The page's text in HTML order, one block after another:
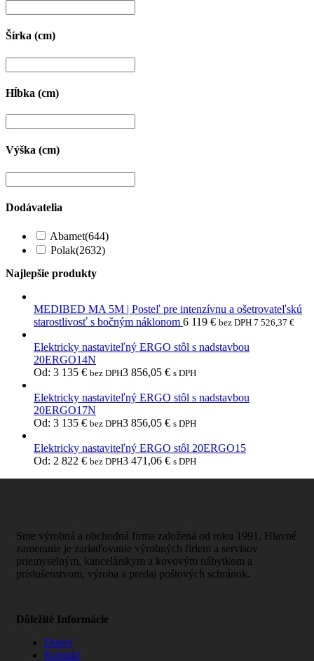
Šírka (cm)
Hĺbka (cm)
Výška (cm)
Dodávatelia
Abamet(644)
Polak(2632)
Najlepšie produkty
MEDIBED MA 5M | Posteľ pre intenzívnu a ošetrovateľskú
starostlivosť s bočným náklonom 6 119 € bez DPH 7 526,37 €
Elektricky nastaviteľný ERGO stôl s nadstavbou
20ERGO14N
Od: 3 135 € bez DPH3 856,05 € s DPH
Elektricky nastaviteľný ERGO stôl s nadstavbou
20ERGO17N
Od: 3 135 € bez DPH3 856,05 € s DPH
Elektricky nastaviteľný ERGO stôl 20ERGO15
Od: 2 822 € bez DPH3 471,06 € s DPH
Sme výrobná a obchodná firma založená od roku 1991. Hlavné
zameranie je zariaďovanie výrobných firiem a servisov
priemyselným, kancelárskym a kovovým nábytkom a
príslušenstvom, výroba a predaj poštových schránok.
Dôležité Informácie
Dopyt
Kontakt